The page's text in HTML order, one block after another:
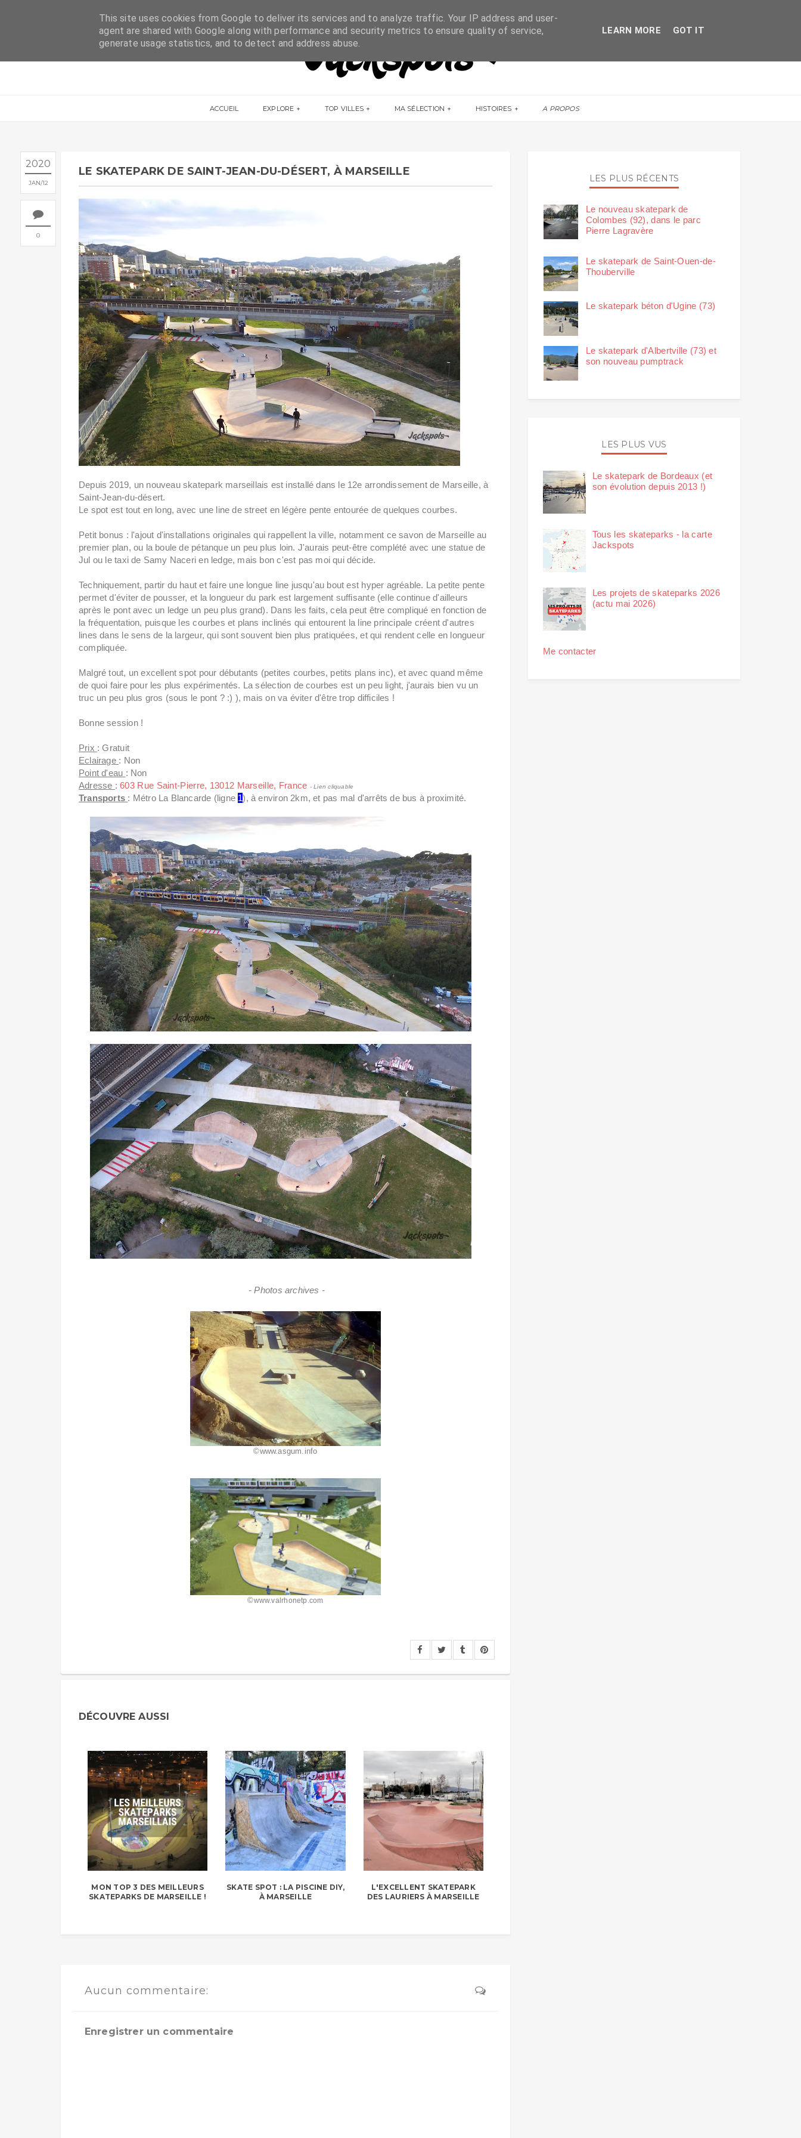
ACCUEIL EXPLORE TOP VILLES MA SÉLECTION HISTOIRES A PROPOS
2020
JAN 12
0
LE SKATEPARK DE SAINT-JEAN-DU-DÉSERT, À MARSEILLE
Depuis 2019, un nouveau skatepark marseillais est installé dans le 12e arrondissement de Marseille, à
Saint-Jean-du-désert.
Le spot est tout en long, avec une line de street en légère pente entourée de quelques courbes.
Petit bonus : l'ajout d'installations originales qui rappellent la ville, notamment ce savon de Marseille au
premier plan, ou la boule de pétanque un peu plus loin. J'aurais peut-être complété avec une statue de
Jul ou le taxi de Samy Naceri en ledge, mais bon c'est pas moi qui décide.
Techniquement, partir du haut et faire une longue line jusqu'au bout est hyper agréable. La petite pente
permet d'éviter de pousser, et la longueur du park est largement suffisante (elle continue d'ailleurs
après le pont avec un ledge un peu plus grand). Dans les faits, cela peut être compliqué en fonction de
la fréquentation, puisque les courbes et plans inclinés qui entourent la line principale créent d'autres
lines dans le sens de la largeur, qui sont souvent bien plus pratiquées, et qui rendent celle en longueur
compliquée.
Malgré tout, un excellent spot pour débutants (petites courbes, petits plans inc), et avec quand même
de quoi faire pour les plus expérimentés. La sélection de courbes est un peu light, j'aurais bien vu un
truc un peu plus gros (sous le pont ? :) ), mais on va éviter d'être trop difficiles !
Bonne session !
Prix : Gratuit
Eclairage : Non
Point d'eau : Non
Adresse :603 Rue Saint-Pierre, 13012 Marseille, France - Lien cliquable
Transports : Métro La Blancarde (ligne 1), à environ 2km, et pas mal d'arrêts de bus à proximité.
- Photos archives -
©www.asgum.info
©www.valrhonetp.com
DÉCOUVRE AUSSI
MON TOP 3 DES MEILLEURS
SKATEPARKS DE MARSEILLE !
SKATE SPOT : LA PISCINE DIY,
À MARSEILLE
L'EXCELLENT SKATEPARK
DES LAURIERS À MARSEILLE
Aucun commentaire:
Enregistrer un commentaire
LES PLUS RÉCENTS
Le nouveau skatepark de
Colombes (92), dans le parc
Pierre Lagravère
Le skatepark de Saint-Ouen-de-
Thouberville
Le skatepark béton d'Ugine (73)
Le skatepark d'Albertville (73) et
son nouveau pumptrack
LES PLUS VUS
Le skatepark de Bordeaux (et
son évolution depuis 2013 !)
Tous les skateparks - la carte
Jackspots
Les projets de skateparks 2026
(actu mai 2026)
Me contacter
This site uses cookies from Google to deliver its services and to analyze traffic. Your IP address and user-
agent are shared with Google along with performance and security metrics to ensure quality of service,
generate usage statistics, and to detect and address abuse.
LEARN MORE GOT IT